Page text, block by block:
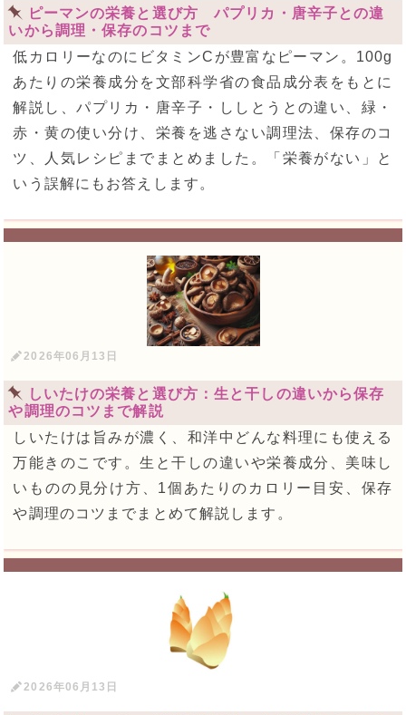
ピーマンの栄養と選び方 パプリカ・唐辛子との違
いから調理・保存のコツまで
低カロリーなのにビタミンCが豊富なピーマン。100g
あたりの栄養成分を文部科学省の食品成分表をもとに
解説し、パプリカ・唐辛子・ししとうとの違い、緑・
赤・黄の使い分け、栄養を逃さない調理法、保存のコ
ツ、人気レシピまでまとめました。「栄養がない」と
いう誤解にもお答えします。
2026年06月13日
しいたけの栄養と選び方：生と干しの違いから保存
や調理のコツまで解説
しいたけは旨みが濃く、和洋中どんな料理にも使える
万能きのこです。生と干しの違いや栄養成分、美味し
いものの見分け方、1個あたりのカロリー目安、保存
や調理のコツまでまとめて解説します。
2026年06月13日